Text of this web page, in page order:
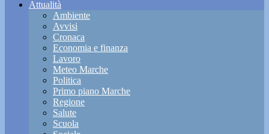
Attualità
Ambiente
Avvisi
Cronaca
Economia e finanza
Lavoro
Meteo Marche
Politica
Primo piano Marche
Regione
Salute
Scuola